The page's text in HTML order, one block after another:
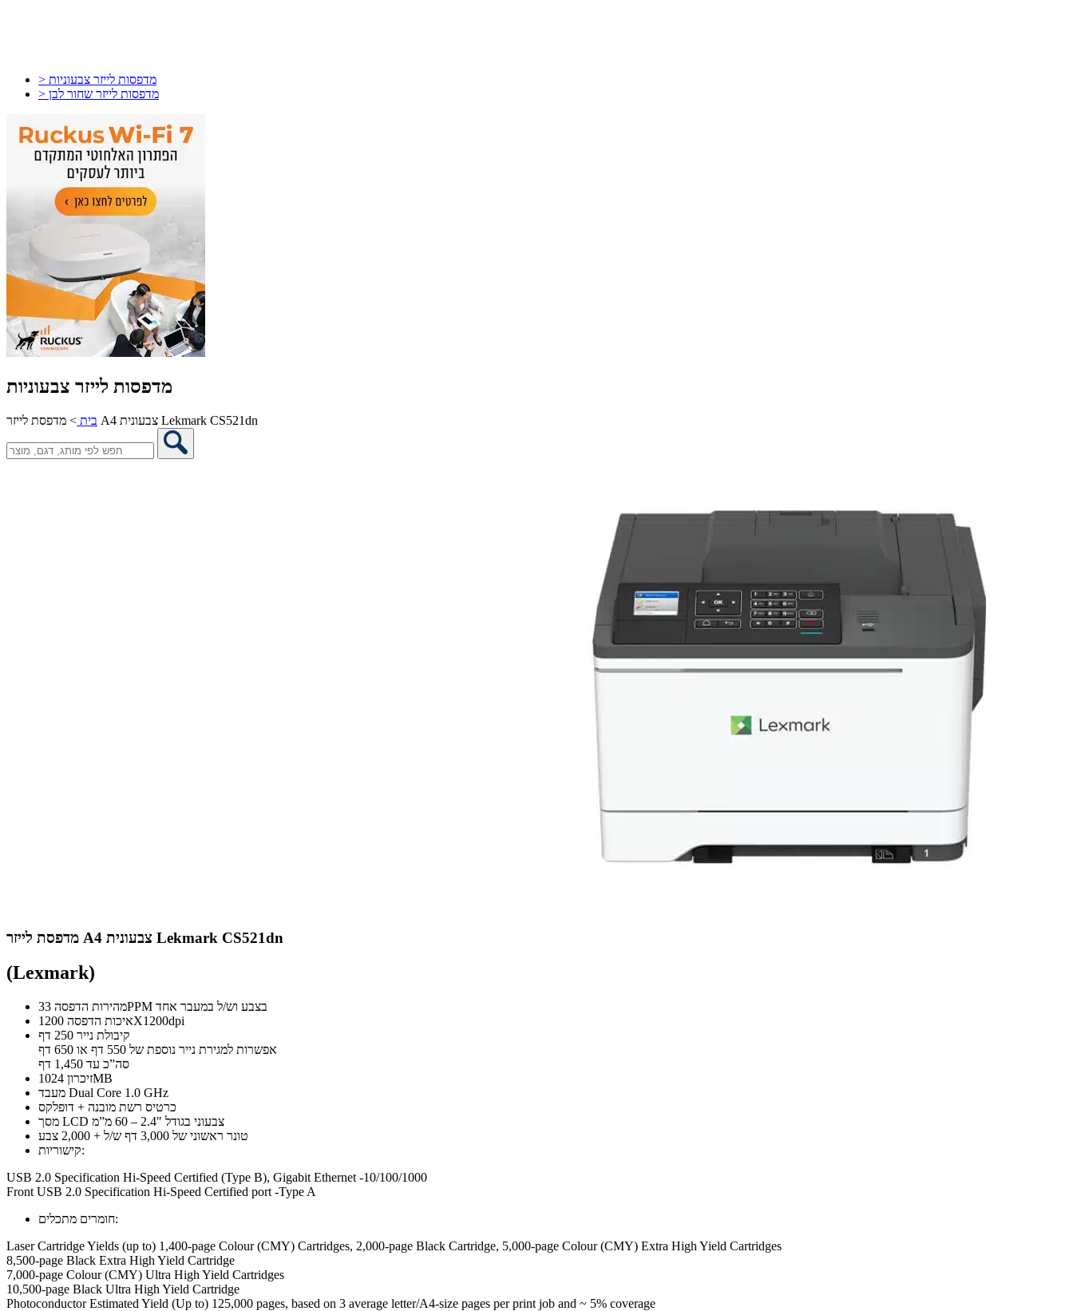
> מדפסות לייזר צבעוניות
> מדפסות לייזר שחור לבן
מדפסות לייזר צבעוניות
בית > מדפסת לייזר A4 צבעונית Lekmark CS521dn
מדפסת לייזר A4 צבעונית Lekmark CS521dn
(Lexmark)
מהירות הדפסה 33PPM בצבע וש/ל במעבר אחד
איכות הדפסה 1200X1200dpi
קיבולת נייר 250 דף
אפשרות למגירת נייר נוספת של 550 דף או 650 דף
סה”כ עד 1,450 דף
זיכרון 1024MB
מעבד Dual Core 1.0 GHz
כרטיס רשת מובנה + דופלקס
מסך LCD צבעוני בגודל 2.4″ – 60 מ”מ
טונר ראשוני של 3,000 דף ש/ל + 2,000 צבע
קישוריות:
USB 2.0 Specification Hi-Speed Certified (Type B), Gigabit Ethernet -10/100/1000
Front USB 2.0 Specification Hi-Speed Certified port -Type A
חומרים מתכלים:
Laser Cartridge Yields (up to) 1,400-page Colour (CMY) Cartridges, 2,000-page Black Cartridge, 5,000-page Colour (CMY) Extra High Yield Cartridges
8,500-page Black Extra High Yield Cartridge
7,000-page Colour (CMY) Ultra High Yield Cartridges
10,500-page Black Ultra High Yield Cartridge
Photoconductor Estimated Yield (Up to) 125,000 pages, based on 3 average letter/A4-size pages per print job and ~ 5% coverage